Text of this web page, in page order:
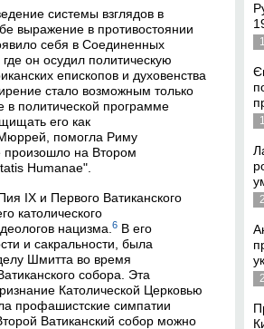
системы взглядов в
выражение в противостоянии
себя в Соединенных
он осудил политическую
епископов и духовенства
стало возможным только
политической программе
его как
Мюррей, помогла Риму
произошло на Втором
Humanae".
IX и Первого Ватиканского
католического
нацизма. 6 В его
и сакральности, была
Шмитта во время
собора. Эта
Католической Церковью
профашистские симпатии
Ватиканский собор можно